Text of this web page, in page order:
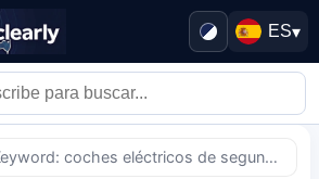
ES▾
Keyword: coches eléctricos de segunda mano